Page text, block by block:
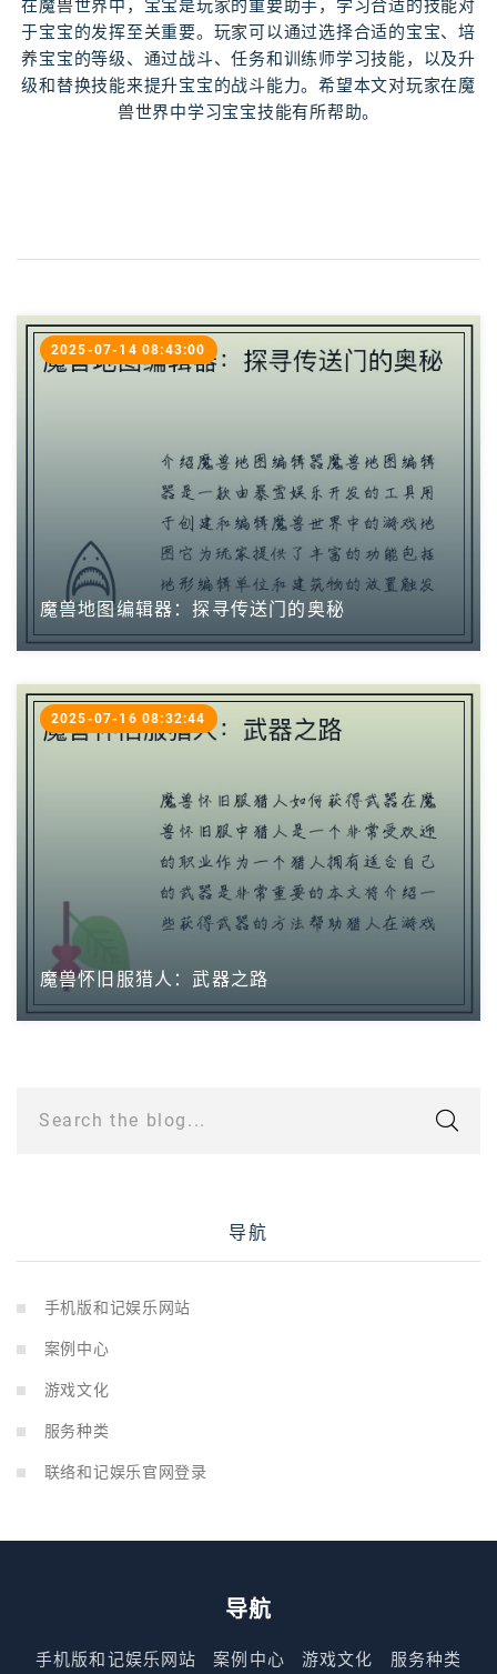
在魔兽世界中，宝宝是玩家的重要助手，学习合适的技能对
于宝宝的发挥至关重要。玩家可以通过选择合适的宝宝、培
养宝宝的等级、通过战斗、任务和训练师学习技能，以及升
级和替换技能来提升宝宝的战斗能力。希望本文对玩家在魔
兽世界中学习宝宝技能有所帮助。
魔兽地图编辑器：探寻传送门的奥秘
2025-07-14 08:43:00
魔兽怀旧服猎人：武器之路
2025-07-16 08:32:44
Search the blog...
导航
手机版和记娱乐网站
案例中心
游戏文化
服务种类
联络和记娱乐官网登录
导航
手机版和记娱乐网站 案例中心 游戏文化
服务种类